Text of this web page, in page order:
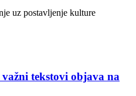
uz postavljenje kulture
tekstovi objava na